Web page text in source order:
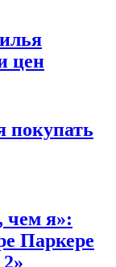
цен
покупать
чем я»:
Паркере